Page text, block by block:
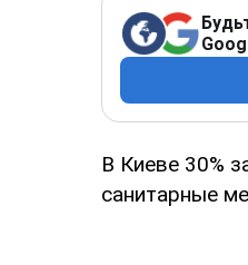
В Киеве 30%
санитарные